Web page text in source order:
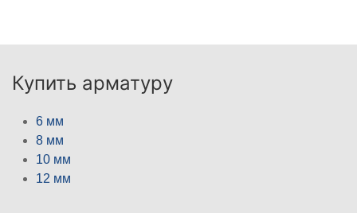
Купить арматуру
6 мм
8 мм
10 мм
12 мм